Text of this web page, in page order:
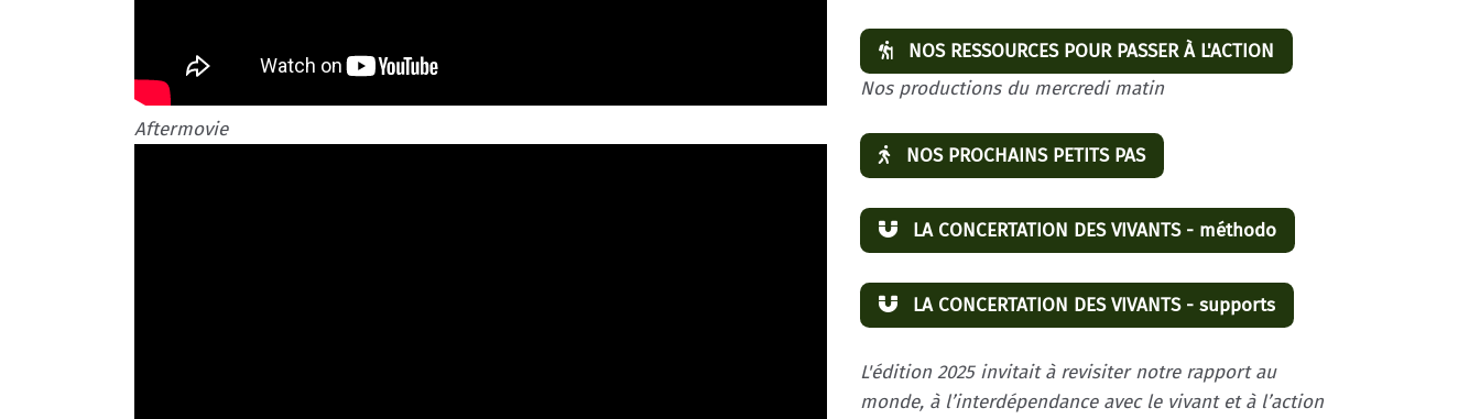
Aftermovie
NOS RESSOURCES POUR PASSER À L'ACTION
Nos productions du mercredi matin
NOS PROCHAINS PETITS PAS
LA CONCERTATION DES VIVANTS - méthodo
LA CONCERTATION DES VIVANTS - supports
L'édition 2025 invitait à revisiter notre rapport au
monde, à l’interdépendance avec le vivant et à l’action